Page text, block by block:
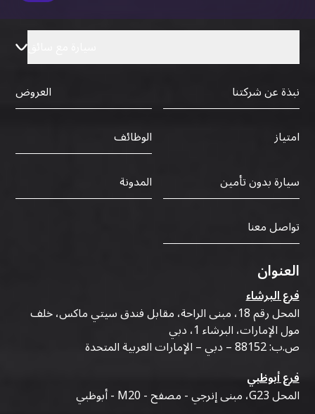
نبذة عن شركتنا
العروض
امتياز
الوظائف
سيارة بدون تأمين
المدونة
تواصل معنا
العنوان
فرع البرشاء
المحل رقم 18، مبنى الراحة، مقابل فندق سيتي ماكس، خلف
مول الإمارات، البرشاء 1، دبي
ص.ب: 88152 – دبي – الإمارات العربية المتحدة
فرع أبوظبي
المحل G23، مبنى إنرجي - مصفح - M20 - أبوظبي